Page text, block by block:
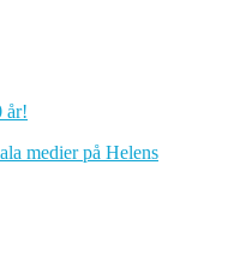
år!
medier på Helens